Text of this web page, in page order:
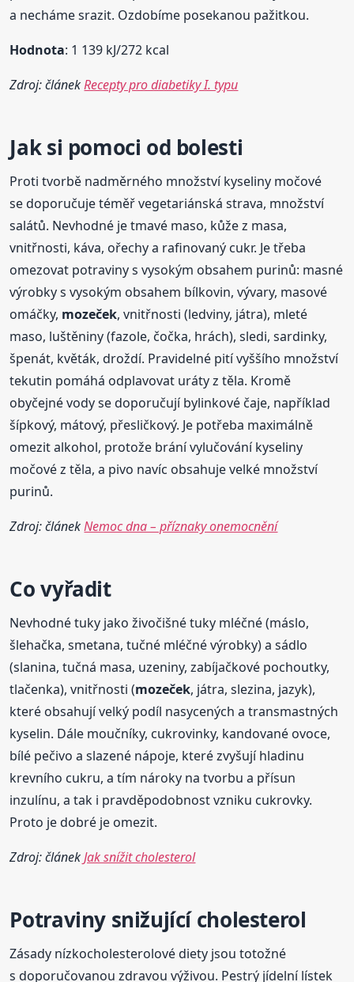
a necháme srazit. Ozdobíme posekanou pažitkou.
Hodnota: 1 139 kJ/272 kcal
Zdroj: článekRecepty pro diabetiky I. typu
Jak si pomoci od bolesti
Proti tvorbě nadměrného množství kyseliny močové
se doporučuje téměř vegetariánská strava, množství
salátů. Nevhodné je tmavé maso, kůže z masa,
vnitřnosti, káva, ořechy a rafinovaný cukr. Je třeba
omezovat potraviny s vysokým obsahem purinů: masné
výrobky s vysokým obsahem bílkovin, vývary, masové
omáčky, mozeček, vnitřnosti (ledviny, játra), mleté
maso, luštěniny (fazole, čočka, hrách), sledi, sardinky,
špenát, květák, droždí. Pravidelné pití vyššího množství
tekutin pomáhá odplavovat uráty z těla. Kromě
obyčejné vody se doporučují bylinkové čaje, například
šípkový, mátový, přesličkový. Je potřeba maximálně
omezit alkohol, protože brání vylučování kyseliny
močové z těla, a pivo navíc obsahuje velké množství
purinů.
Zdroj: článekNemoc dna – příznaky onemocnění
Co vyřadit
Nevhodné tuky jako živočišné tuky mléčné (máslo,
šlehačka, smetana, tučné mléčné výrobky) a sádlo
(slanina, tučná masa, uzeniny, zabíjačkové pochoutky,
tlačenka), vnitřnosti (mozeček, játra, slezina, jazyk),
které obsahují velký podíl nasycených a transmastných
kyselin. Dále moučníky, cukrovinky, kandované ovoce,
bílé pečivo a slazené nápoje, které zvyšují hladinu
krevního cukru, a tím nároky na tvorbu a přísun
inzulínu, a tak i pravděpodobnost vzniku cukrovky.
Proto je dobré je omezit.
Zdroj: článekJak snížit cholesterol
Potraviny snižující cholesterol
Zásady nízkocholesterolové diety jsou totožné
s doporučovanou zdravou výživou. Pestrý jídelní lístek